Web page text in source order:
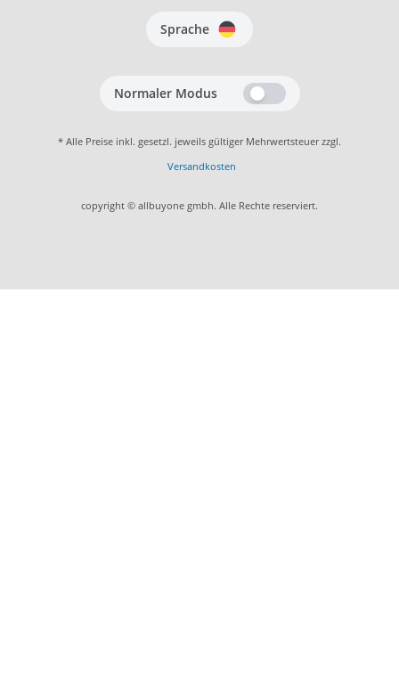
Sprache
Normaler Modus
* Alle Preise inkl. gesetzl. jeweils gültiger Mehrwertsteuer zzgl.
Versandkosten
copyright © allbuyone gmbh. Alle Rechte reserviert.